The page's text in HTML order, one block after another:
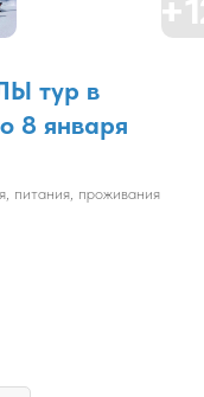
тур в
8 января
питания, проживания